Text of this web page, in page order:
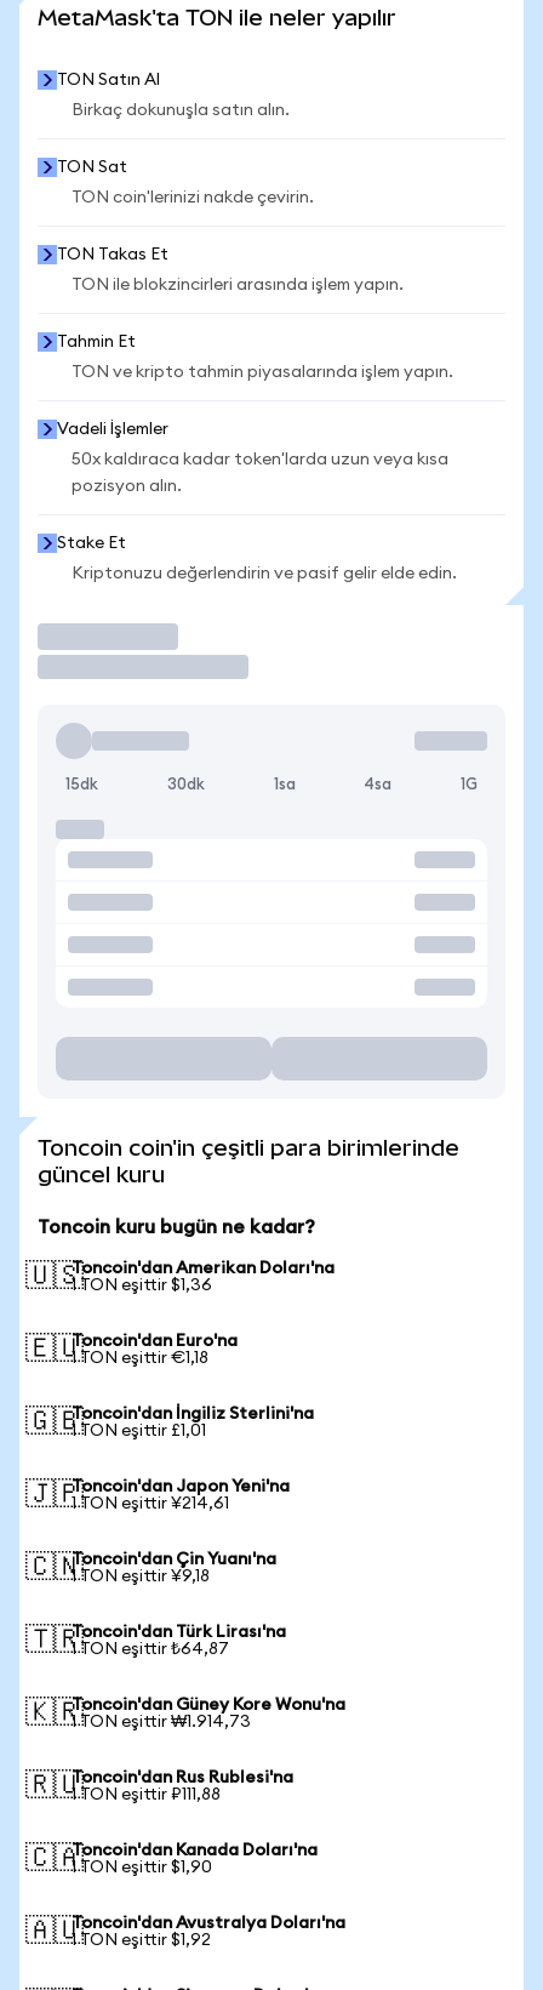
MetaMask'ta TON ile neler yapılır
TON Satın Al
Birkaç dokunuşla satın alın.
TON Sat
TON coin'lerinizi nakde çevirin.
TON Takas Et
TON ile blokzincirleri arasında işlem yapın.
Tahmin Et
TON ve kripto tahmin piyasalarında işlem yapın.
Vadeli İşlemler
50x kaldıraca kadar token'larda uzun veya kısa
pozisyon alın.
Stake Et
Kriptonuzu değerlendirin ve pasif gelir elde edin.
15dk 30dk 1sa 4sa 1G
Toncoin coin'in çeşitli para birimlerinde
güncel kuru
Toncoin kuru bugün ne kadar?
🇺🇸Toncoin'dan Amerikan Doları'na
1 TON eşittir $1,36
🇪🇺Toncoin'dan Euro'na
1 TON eşittir €1,18
🇬🇧Toncoin'dan İngiliz Sterlini'na
1 TON eşittir £1,01
🇯🇵Toncoin'dan Japon Yeni'na
1 TON eşittir ¥214,61
🇨🇳Toncoin'dan Çin Yuanı'na
1 TON eşittir ¥9,18
🇹🇷Toncoin'dan Türk Lirası'na
1 TON eşittir ₺64,87
🇰🇷Toncoin'dan Güney Kore Wonu'na
1 TON eşittir ₩1.914,73
🇷🇺Toncoin'dan Rus Rublesi'na
1 TON eşittir ₽111,88
🇨🇦Toncoin'dan Kanada Doları'na
1 TON eşittir $1,90
🇦🇺Toncoin'dan Avustralya Doları'na
1 TON eşittir $1,92